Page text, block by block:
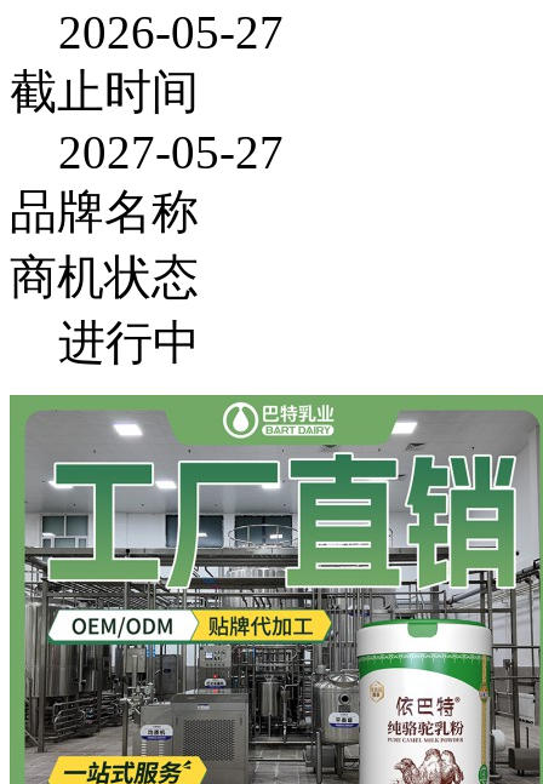
2026-05-27
截止时间
2027-05-27
品牌名称
商机状态
进行中